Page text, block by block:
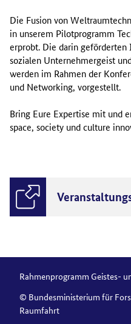
Die Fusion von
in unserem Pilotprogramm
erprobt. Die darin
sozialen Unternehmergeist
werden im Rahmen der
und Networking, vorgestellt.
Bring Eure Expertise mit und
space, society und culture
Rahmenprogramm Geistes-
© Bundesministerium für
Raumfahrt